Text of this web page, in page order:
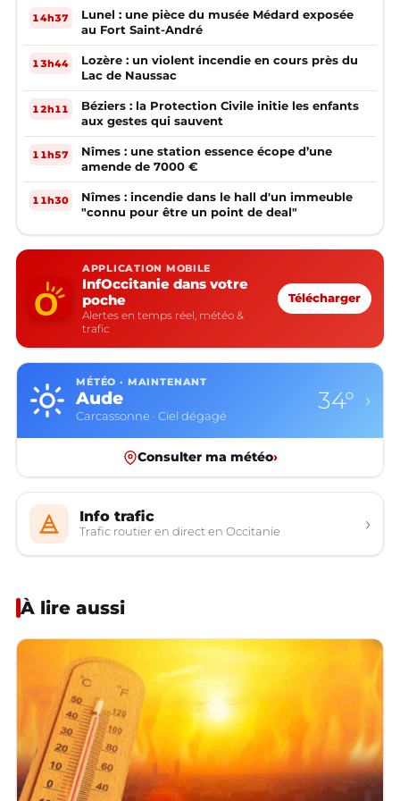
14h37
Lunel : une pièce du musée Médard exposée
au Fort Saint-André
13h44
Lozère : un violent incendie en cours près du
Lac de Naussac
12h11
Béziers : la Protection Civile initie les enfants
aux gestes qui sauvent
11h57
Nîmes : une station essence écope d’une
amende de 7000 €
11h30
Nîmes : incendie dans le hall d'un immeuble
"connu pour être un point de deal"
APPLICATION MOBILE
InfOccitanie dans votre
poche
Alertes en temps réel, météo &
trafic
Télécharger
MÉTÉO · MAINTENANT
Aude
Carcassonne · Ciel dégagé
34° ›
Consulter ma météo›
Info trafic
Trafic routier en direct en Occitanie ›
À lire aussi